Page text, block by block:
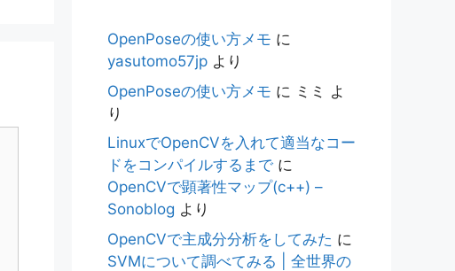
OpenPoseの使い方メモ に
yasutomo57jp より
OpenPoseの使い方メモ に ミミ よ
り
LinuxでOpenCVを入れて適当なコー
ドをコンパイルするまで に
OpenCVで顕著性マップ(c++) –
Sonoblog より
OpenCVで主成分分析をしてみた に
SVMについて調べてみる | 全世界の